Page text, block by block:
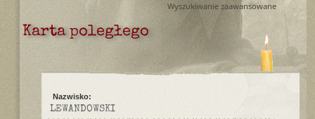
Wyszukiwanie zaawansowane
Karta poległego
Nazwisko:
LEWANDOWSKI